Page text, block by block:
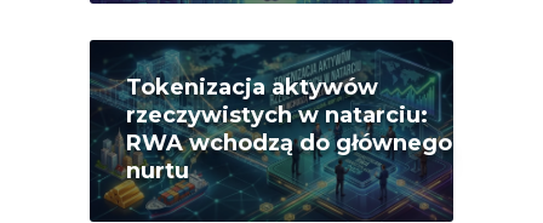
Tokenizacja aktywów
rzeczywistych w natarciu:
RWA wchodzą do głównego
nurtu